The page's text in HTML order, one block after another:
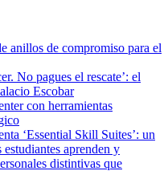
anillos de compromiso para el
No pagues el rescate’: el
Escobar
con herramientas
‘Essential Skill Suites’: un
aprenden y
distintivas que